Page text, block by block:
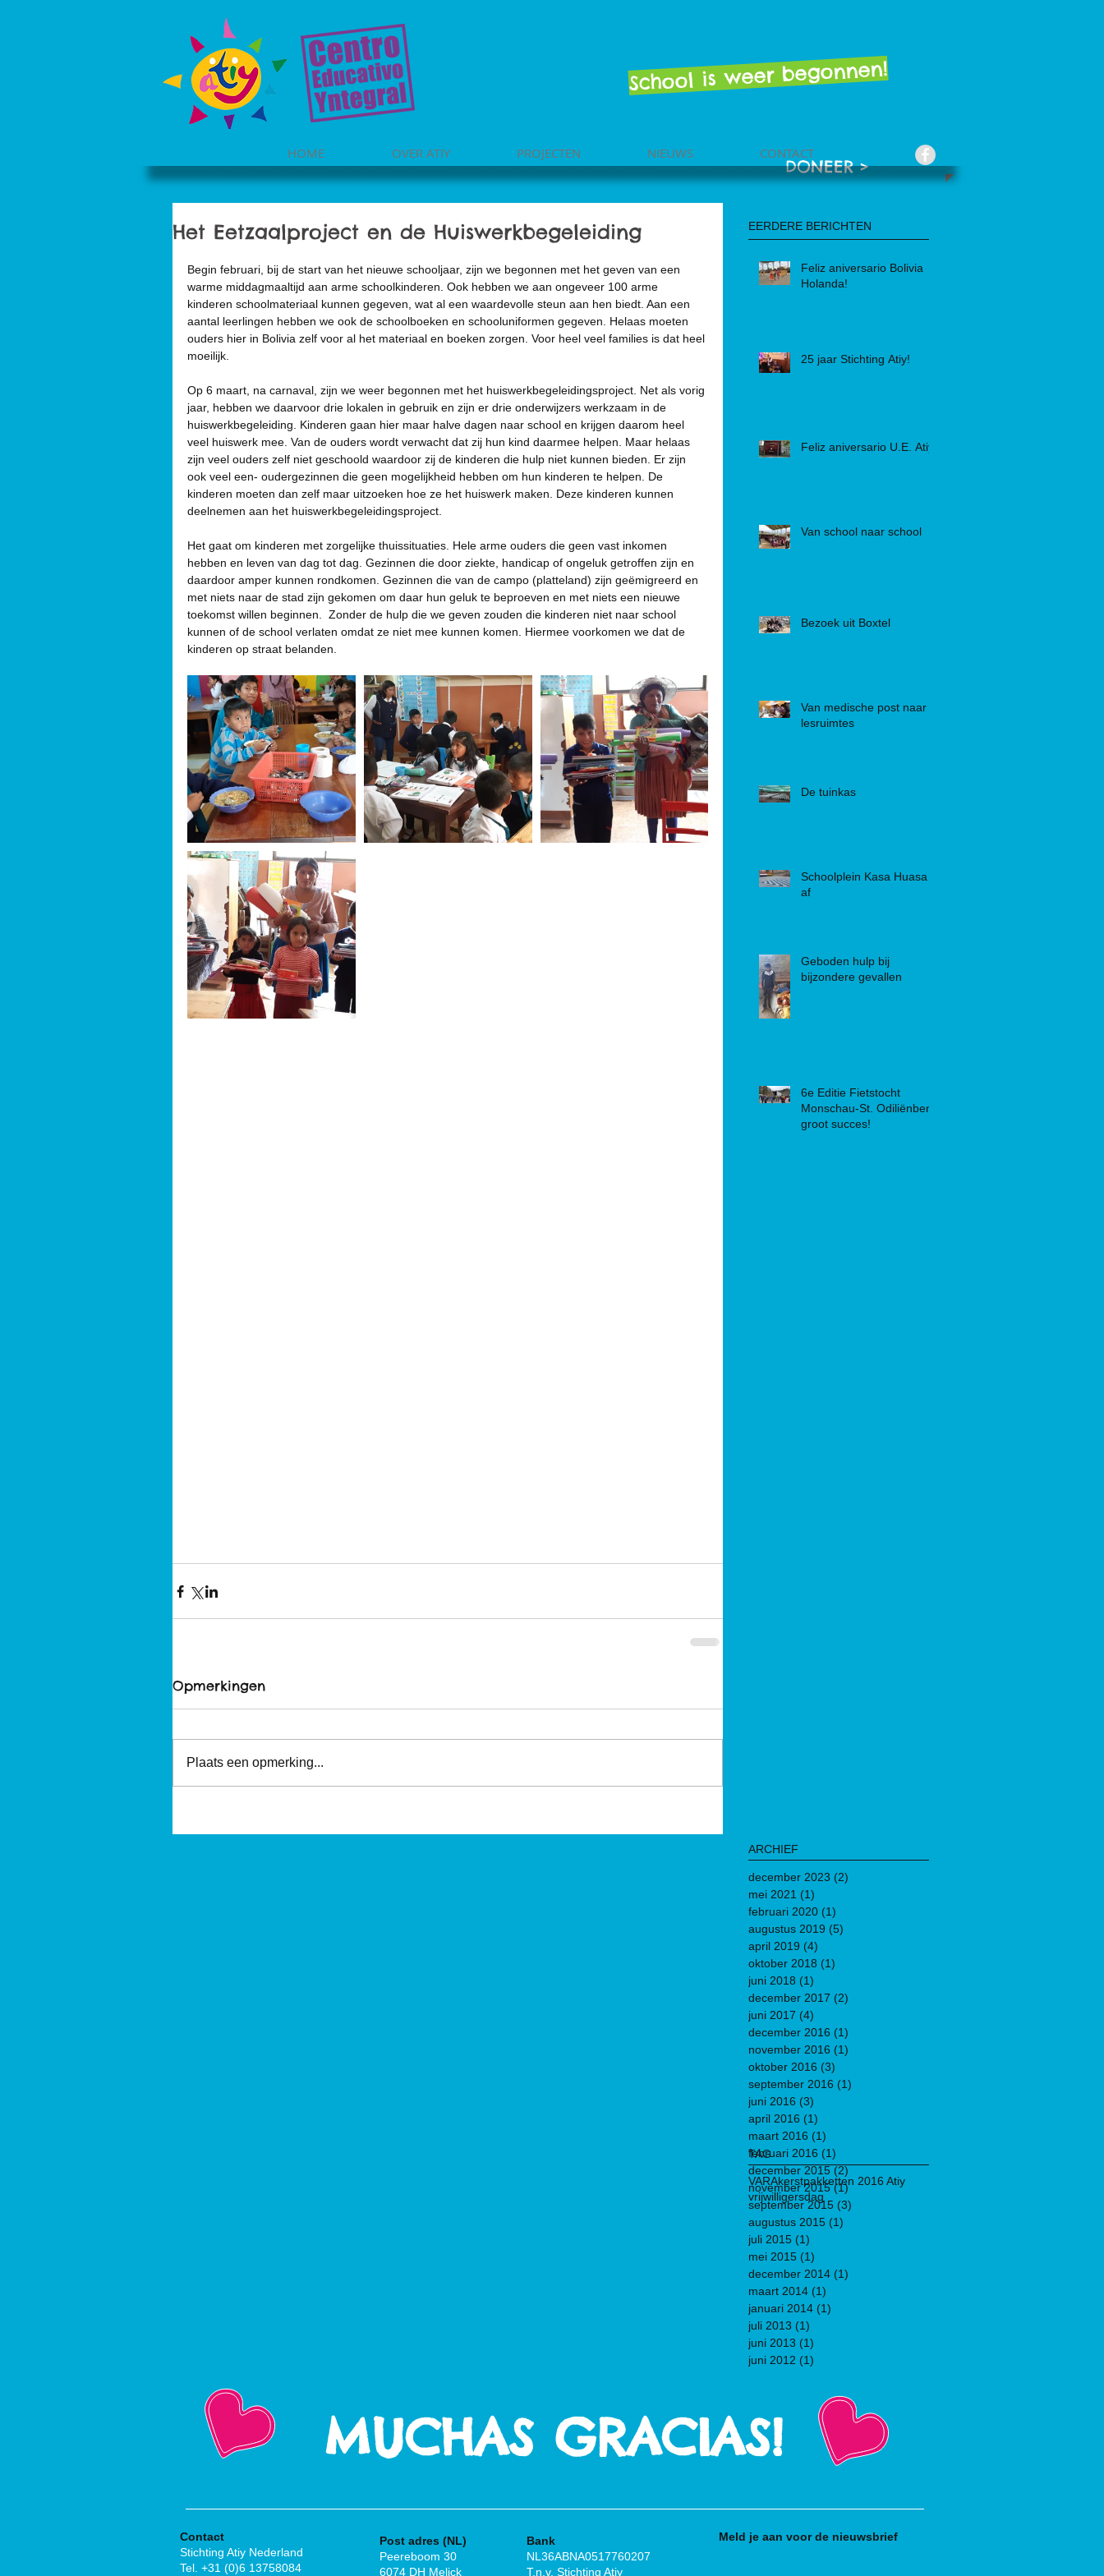
School is weer begonnen!
DONEER >
HOME OVER ATIY PROJECTEN NIEUWS CONTACT
Het Eetzaalproject en de Huiswerkbegeleiding
Begin februari, bij de start van het nieuwe schooljaar, zijn we begonnen met het geven van een
warme middagmaaltijd aan arme schoolkinderen. Ook hebben we aan ongeveer 100 arme
kinderen schoolmateriaal kunnen gegeven, wat al een waardevolle steun aan hen biedt. Aan een
aantal leerlingen hebben we ook de schoolboeken en schooluniformen gegeven. Helaas moeten
ouders hier in Bolivia zelf voor al het materiaal en boeken zorgen. Voor heel veel families is dat heel
moeilijk.
Op 6 maart, na carnaval, zijn we weer begonnen met het huiswerkbegeleidingsproject. Net als vorig
jaar, hebben we daarvoor drie lokalen in gebruik en zijn er drie onderwijzers werkzaam in de
huiswerkbegeleiding. Kinderen gaan hier maar halve dagen naar school en krijgen daarom heel
veel huiswerk mee. Van de ouders wordt verwacht dat zij hun kind daarmee helpen. Maar helaas
zijn veel ouders zelf niet geschoold waardoor zij de kinderen die hulp niet kunnen bieden. Er zijn
ook veel een- oudergezinnen die geen mogelijkheid hebben om hun kinderen te helpen. De
kinderen moeten dan zelf maar uitzoeken hoe ze het huiswerk maken. Deze kinderen kunnen
deelnemen aan het huiswerkbegeleidingsproject.
Het gaat om kinderen met zorgelijke thuissituaties. Hele arme ouders die geen vast inkomen
hebben en leven van dag tot dag. Gezinnen die door ziekte, handicap of ongeluk getroffen zijn en
daardoor amper kunnen rondkomen. Gezinnen die van de campo (platteland) zijn geëmigreerd en
met niets naar de stad zijn gekomen om daar hun geluk te beproeven en met niets een nieuwe
toekomst willen beginnen.  Zonder de hulp die we geven zouden die kinderen niet naar school
kunnen of de school verlaten omdat ze niet mee kunnen komen. Hiermee voorkomen we dat de
kinderen op straat belanden.
Opmerkingen
Plaats een opmerking...
EERDERE BERICHTEN
Feliz aniversario Bolivia
Holanda!
25 jaar Stichting Atiy!
Feliz aniversario U.E. Atiy
Van school naar school
Bezoek uit Boxtel
Van medische post naar
lesruimtes
De tuinkas
Schoolplein Kasa Huasa is
af
Geboden hulp bij
bijzondere gevallen
6e Editie Fietstocht
Monschau-St. Odiliënberg
groot succes!
ARCHIEF
VARAkerstpakketten 2016 Atiy
vrijwilligersdag
december 2023 (2)
mei 2021 (1)
februari 2020 (1)
augustus 2019 (5)
april 2019 (4)
oktober 2018 (1)
juni 2018 (1)
december 2017 (2)
juni 2017 (4)
december 2016 (1)
november 2016 (1)
oktober 2016 (3)
september 2016 (1)
juni 2016 (3)
april 2016 (1)
maart 2016 (1)
februari 2016 (1)
december 2015 (2)
november 2015 (1)1 post
september 2015 (3)
augustus 2015 (1)
juli 2015 (1)
mei 2015 (1)
december 2014 (1)
maart 2014 (1)
januari 2014 (1)
juli 2013 (1)
juni 2013 (1)
juni 2012 (1)
TAG
MUCHAS GRACIAS!
Contact
Stichting Atiy Nederland
Tel. +31 (0)6 13758084
Post adres (NL)
Peereboom 30
6074 DH Melick
Bank
NL36ABNA0517760207
T.n.v. Stichting Atiy
Meld je aan voor de nieuwsbrief